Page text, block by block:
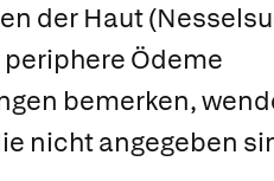
der Haut
Ödeme
bemerken,
nicht angegeben